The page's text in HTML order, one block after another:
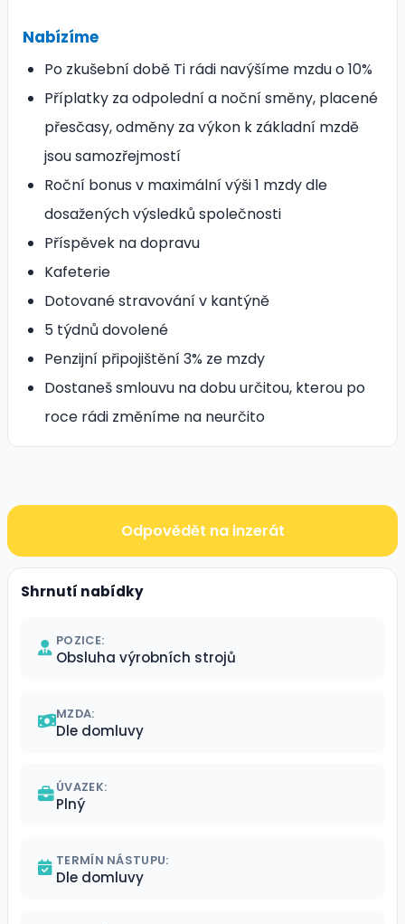
Nabízíme
Po zkušební době Ti rádi navýšíme mzdu o 10%
Příplatky za odpolední a noční směny, placené
přesčasy, odměny za výkon k základní mzdě
jsou samozřejmostí
Roční bonus v maximální výši 1 mzdy dle
dosažených výsledků společnosti
Příspěvek na dopravu
Kafeterie
Dotované stravování v kantýně
5 týdnů dovolené
Penzijní připojištění 3% ze mzdy
Dostaneš smlouvu na dobu určitou, kterou po
roce rádi změníme na neurčito
Odpovědět na inzerát
Shrnutí nabídky
POZICE:
Obsluha výrobních strojů
MZDA:
Dle domluvy
ÚVAZEK:
Plný
TERMÍN NÁSTUPU:
Dle domluvy